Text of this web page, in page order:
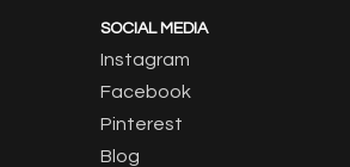
SOCIAL MEDIA
Instagram
Facebook
Pinterest
Blog